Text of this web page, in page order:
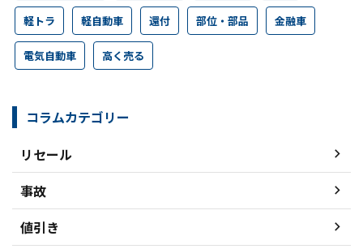
軽トラ 軽自動車 還付 部位・部品 金融車
電気自動車 高く売る
コラムカテゴリー
リセール
事故
値引き